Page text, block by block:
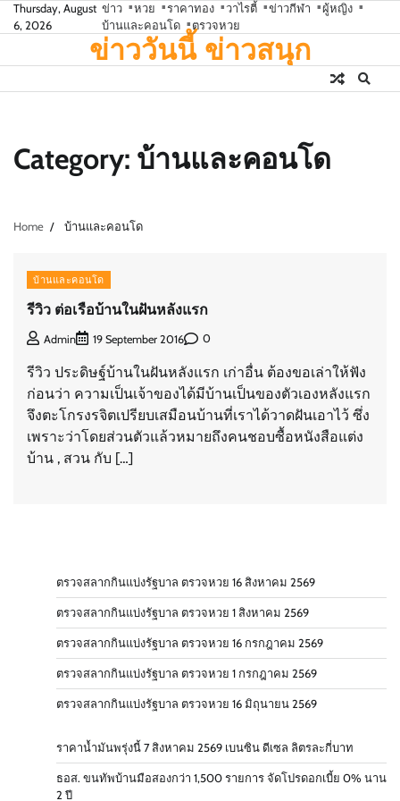
Skip
to
Thursday, August
6, 2026
ข่าว หวย ราคาทอง วาไรตี้ ข่าวกีฬา
ผู้หญิง
บ้านและคอนโด
ตรวจหวย
ข่าววันนี้ ข่าวสนุก
Category: บ้านและคอนโด
Home บ้านและคอนโด
บ้านและคอนโด
รีวิว ต่อเรือบ้านในฝันหลังแรก
Admin 19 September 2016 0
รีวิว ประดิษฐ์บ้านในฝันหลังแรก เก่าอื่น ต้องขอเล่าให้ฟัง
ก่อนว่า ความเป็นเจ้าของได้มีบ้านเป็นของตัวเองหลังแรก
จึงตะโกรงรจิตเปรียบเสมือนบ้านที่เราได้วาดฝันเอาไว้ ซึ่ง
เพราะว่าโดยส่วนตัวแล้วหมายถึงคนชอบซื้อหนังสือแต่ง
บ้าน , สวน กับ […]
ตรวจสลากกินแบ่งรัฐบาล ตรวจหวย 16 สิงหาคม 2569
ตรวจสลากกินแบ่งรัฐบาล ตรวจหวย 1 สิงหาคม 2569
ตรวจสลากกินแบ่งรัฐบาล ตรวจหวย 16 กรกฎาคม 2569
ตรวจสลากกินแบ่งรัฐบาล ตรวจหวย 1 กรกฎาคม 2569
ตรวจสลากกินแบ่งรัฐบาล ตรวจหวย 16 มิถุนายน 2569
ราคาน้ำมันพรุ่งนี้ 7 สิงหาคม 2569 เบนซิน ดีเซล ลิตรละกี่บาท
ธอส. ขนทัพบ้านมือสองกว่า 1,500 รายการ จัดโปรดอกเบี้ย 0% นาน
2 ปี